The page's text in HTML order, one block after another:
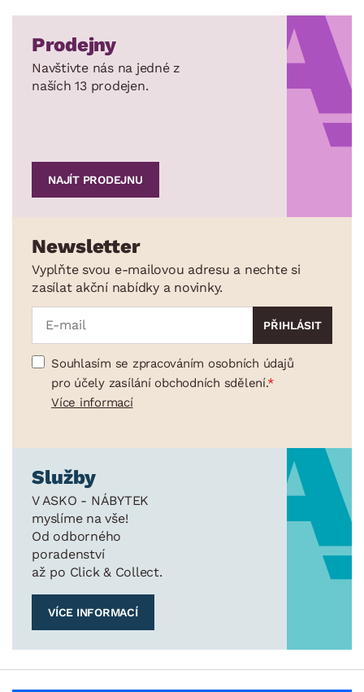
Prodejny
Navštivte nás na jedné z
naších 13 prodejen.
NAJÍT PRODEJNU
Newsletter
Vyplňte svou e-mailovou adresu a nechte si
zasílat akční nabídky a novinky.
Souhlasím se zpracováním osobních údajů
pro účely zasílání obchodních sdělení.
Více informací
Služby
V ASKO - NÁBYTEK
myslíme na vše!
Od odborného
poradenství
až po Click & Collect.
VÍCE INFORMACÍ